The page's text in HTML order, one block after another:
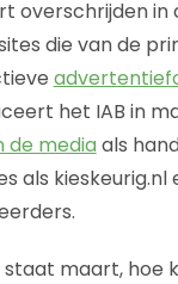
overschrijden in
die van de
het IAB in
de media als
als
maart, hoe